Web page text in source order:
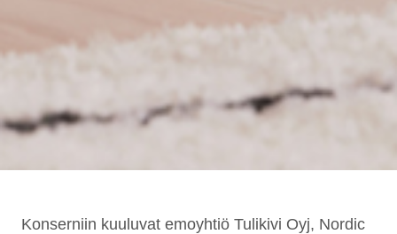
Konserniin kuuluvat emoyhtiö Tulikivi Oyj, Nordic